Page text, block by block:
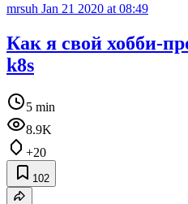
mrsuh Jan 21 2020 at 08:49
Как я свой хобби-
k8s
5 min
8.9K
+20
102